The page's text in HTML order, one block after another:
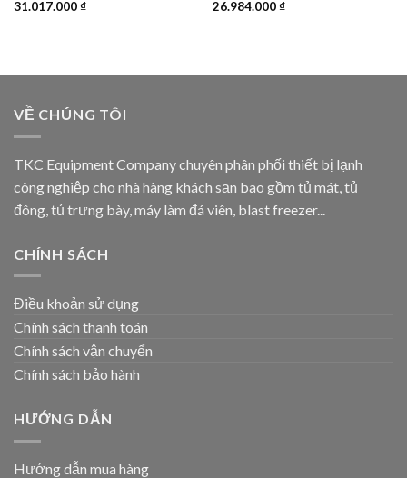
31.017.000₫
26.984.000₫
VỀ CHÚNG TÔI
TKC Equipment Company chuyên phân phối thiết bị lạnh
công nghiệp cho nhà hàng khách sạn bao gồm tủ mát, tủ
đông, tủ trưng bày, máy làm đá viên, blast freezer...
CHÍNH SÁCH
Điều khoản sử dụng
Chính sách thanh toán
Chính sách vận chuyển
Chính sách bảo hành
HƯỚNG DẪN
Hướng dẫn mua hàng